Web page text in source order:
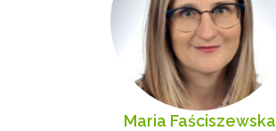
Maria Faściszewska